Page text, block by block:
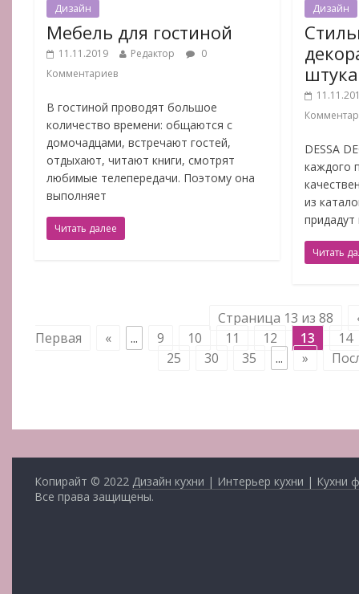
Дизайн
Мебель для гостиной
11.11.2019 Редактор
0
Комментариев
В гостиной проводят большое
количество времени: общаются с
домочадцами, встречают гостей,
отдыхают, читают книги, смотрят
любимые телепередачи. Поэтому она
выполняет
Читать далее
Дизайн
DESSA
каждого
из
Читать
Страница 13 из 88
Первая
« ... 9 10 11 12 13
14
25
30 35 ... »
Копирайт © 2022 Дизайн кухни | Интерьер кухни | Кухни
Все права защищены.